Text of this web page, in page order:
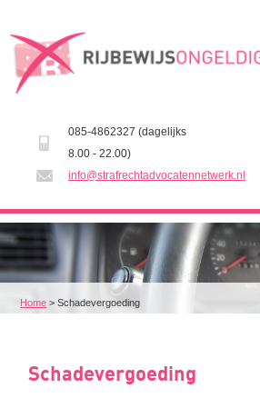
085-4862327 (dagelijks
8.00 - 22.00)
info@strafrechtadvocatennetwerk.nl
Home >Schadevergoeding
Schadevergoeding